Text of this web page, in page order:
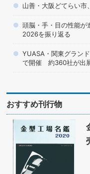
山善・大阪どてらい市
頭脳・手・目の性能
2026を振り返る
YUASA・関東グラン
で開催 約360社が出
おすすめ刊行物